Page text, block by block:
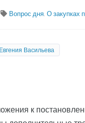
Вопрос дня. О
Евгения Васильева
к